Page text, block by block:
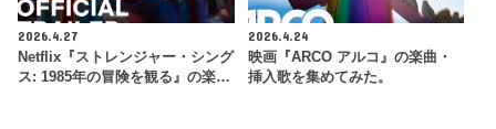
2026.4.27
Netflix『ストレンジャー・シング
ス: 1985年の冒険 を観 る』の楽…
2026.4.24
映画『ARCO アルコ』の楽曲・
挿入歌を集めてみた。